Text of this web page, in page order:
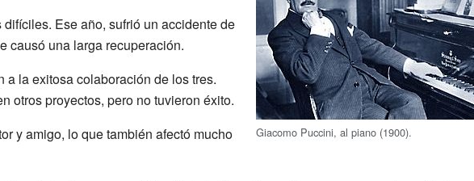
Giacomo Puccini, al piano (1900).
Ese año, sufrió un accidente de
causó una larga recuperación.
a la exitosa colaboración de los tres.
otros proyectos, pero no tuvieron éxito.
y amigo, lo que también afectó mucho